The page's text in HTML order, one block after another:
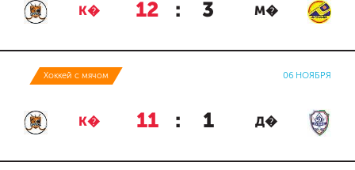
К� 12 : 3 М�
Хоккей с мячом 06 НОЯБРЯ
К� 11 : 1 Д�